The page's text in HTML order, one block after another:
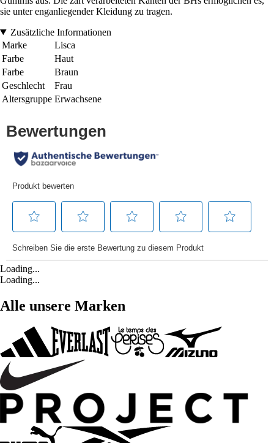
sie unter enganliegender Kleidung zu tragen.
Zusätzliche Informationen
Marke
Lisca
Farbe
Haut
Farbe
Braun
Geschlecht
Frau
Altersgruppe Erwachsene
Loading...
Loading...
Alle unsere Marken